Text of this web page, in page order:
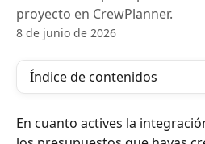
proyecto en CrewPlanner.
8 de junio de 2026
Índice de contenidos
En cuanto actives la